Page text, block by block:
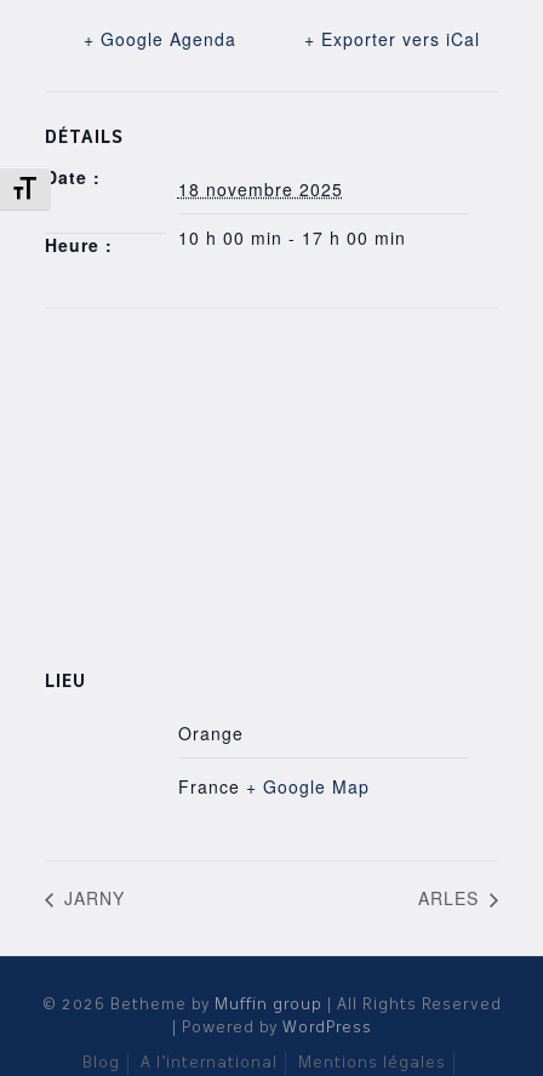
Changer la taille de la police
+ Google Agenda + Exporter vers iCal
DÉTAILS
Date : 18 novembre 2025
Heure : 10 h 00 min - 17 h 00 min
LIEU
Orange
France + Google Map
JARNY ARLES
© 2026 Betheme by Muffin group
| All Rights Reserved
| Powered by WordPress
Blog A l’international Mentions légales